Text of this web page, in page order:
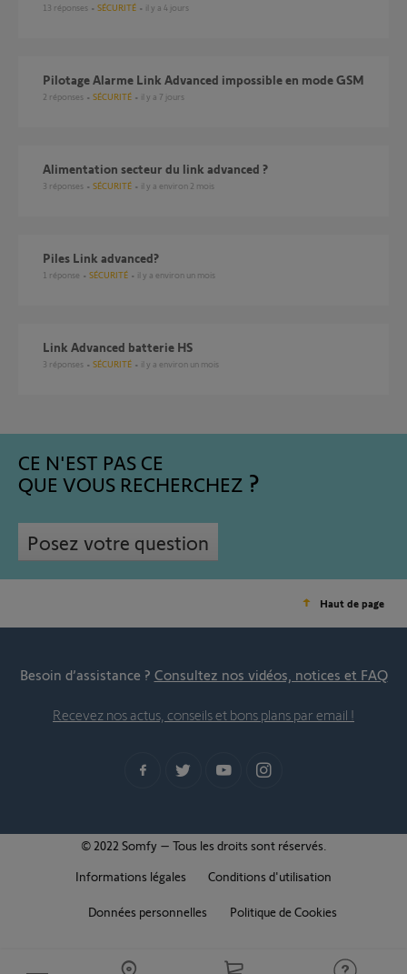
13 réponses SÉCURITÉ il y a 4 jours
Pilotage Alarme Link Advanced impossible en mode GSM
2 réponses SÉCURITÉ il y a 7 jours
Alimentation secteur du link advanced ?
3 réponses SÉCURITÉ il y a environ 2 mois
Piles Link advanced?
1 réponse SÉCURITÉ il y a environ un mois
Link Advanced batterie HS
3 réponses SÉCURITÉ il y a environ un mois
CE N'EST PAS CE
QUE VOUS RECHERCHEZ
Posez votre question
Haut de page
Besoin d’assistance ? Consultez nos vidéos, notices et FAQ
Recevez nos actus, conseils et bons plans par email !
© 2022 Somfy – Tous les droits sont réservés.
Informations légales
Conditions d'utilisation
Données personnelles Politique de Cookies